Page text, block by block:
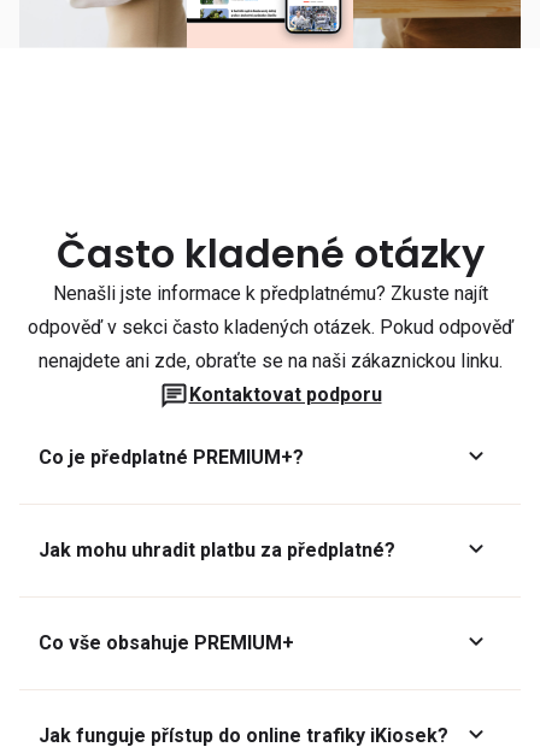
Často kladené otázky
Nenašli jste informace k předplatnému? Zkuste najít
odpověď v sekci často kladených otázek. Pokud odpověď
nenajdete ani zde, obraťte se na naši zákaznickou linku.
Kontaktovat podporu
Co je předplatné PREMIUM+?
Jak mohu uhradit platbu za předplatné?
Co vše obsahuje PREMIUM+
Jak funguje přístup do online trafiky iKiosek?